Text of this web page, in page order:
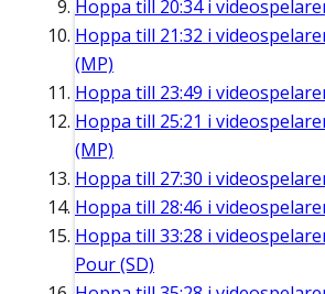
Hoppa till 20:34i
Hoppa till 21:32 i
(MP)
Hoppa till 23:49 i
Hoppa till 25:21 i
(MP)
Hoppa till 27:30 i
Hoppa till 28:46 i
Hoppa till 33:28 i
Pour (SD)